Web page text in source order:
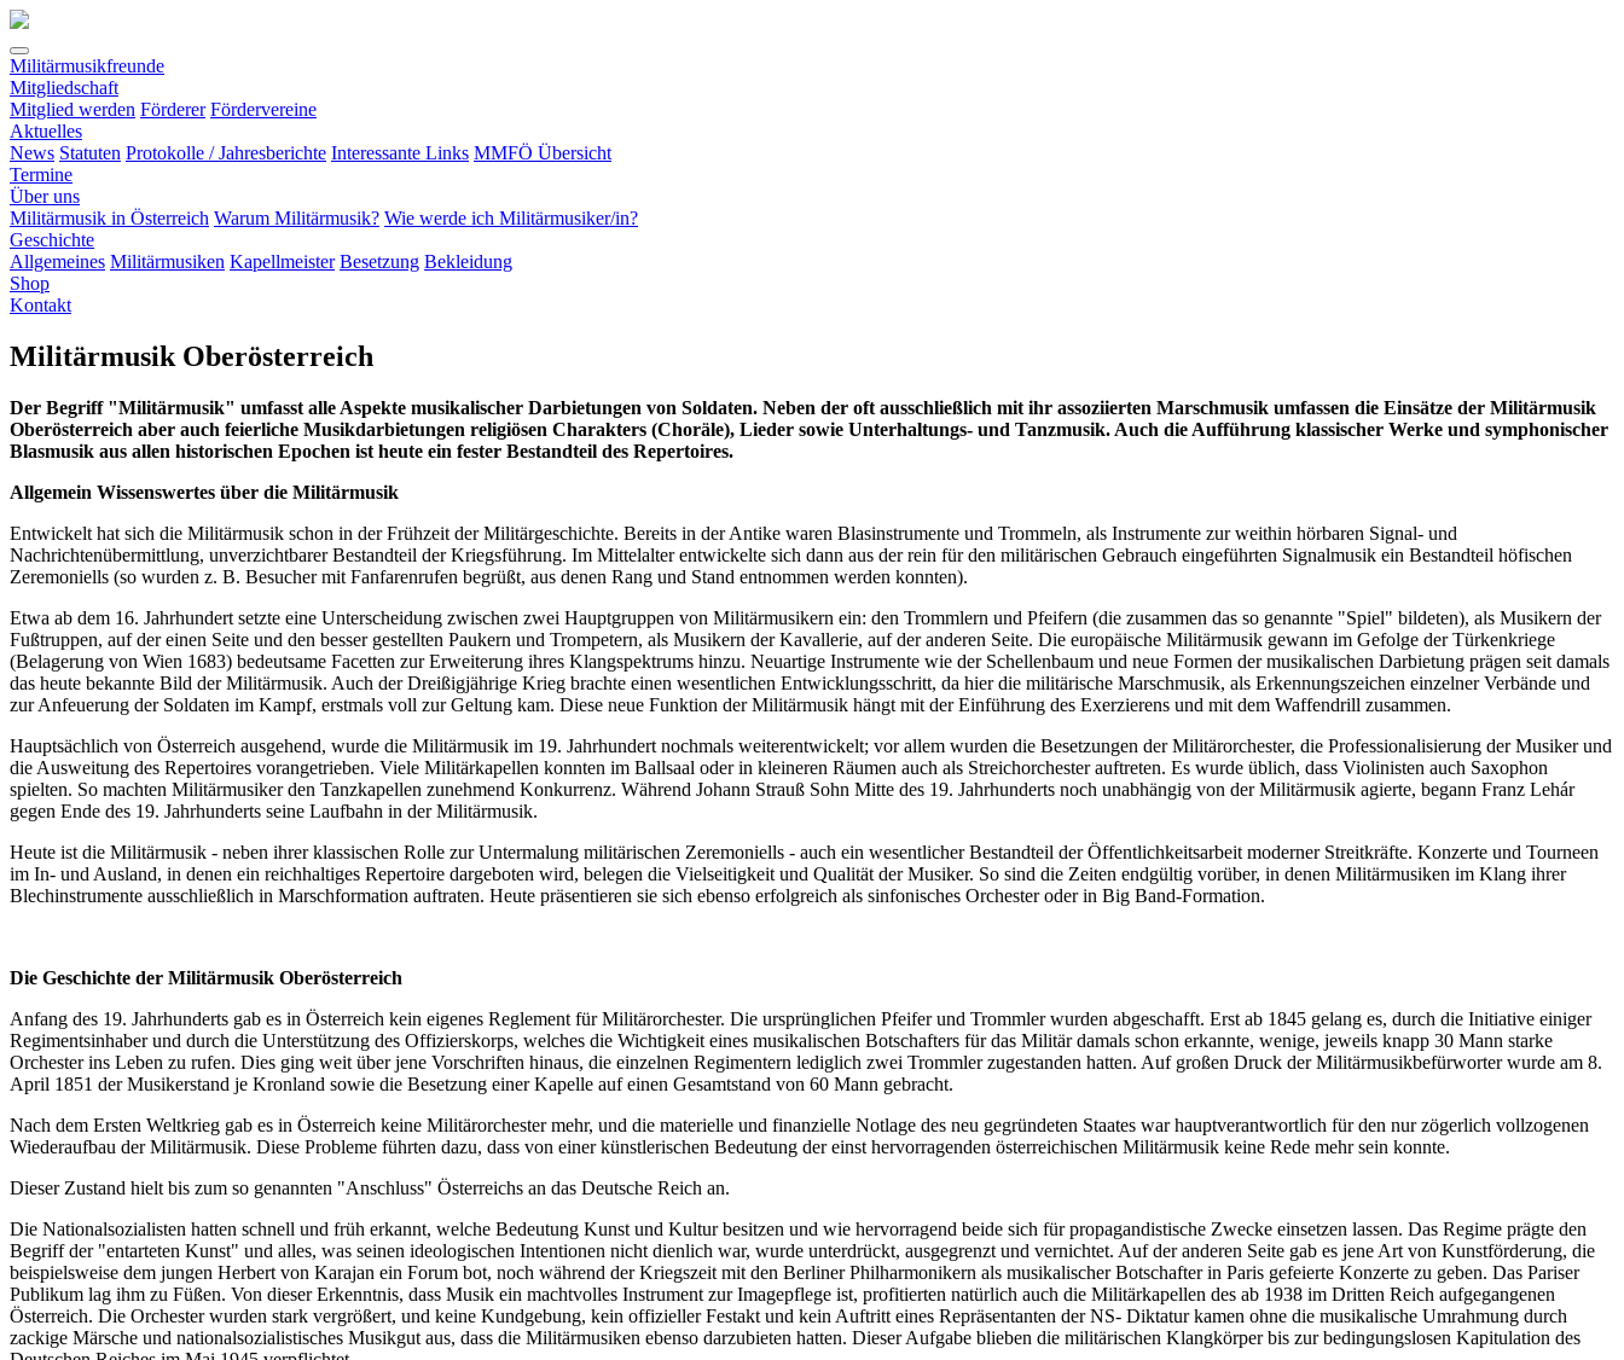
Militärmusikfreunde
Mitgliedschaft
Mitglied werden Förderer Fördervereine
Aktuelles
News Statuten Protokolle / Jahresberichte Interessante Links MMFÖ Übersicht
Termine
Über uns
Militärmusik in Österreich Warum Militärmusik? Wie werde ich Militärmusiker/in?
Geschichte(current)
Allgemeines Militärmusiken Kapellmeister Besetzung Bekleidung
Shop
Kontakt
Militärmusik Oberösterreich
Der Begriff "Militärmusik" umfasst alle Aspekte musikalischer Darbietungen von Soldaten. Neben der oft ausschließlich mit ihr assoziierten Marschmusik umfassen die Einsätze der Militärmusik
Oberösterreich aber auch feierliche Musikdarbietungen religiösen Charakters (Choräle), Lieder sowie Unterhaltungs- und Tanzmusik. Auch die Aufführung klassischer Werke und symphonischer
Blasmusik aus allen historischen Epochen ist heute ein fester Bestandteil des Repertoires.
Allgemein Wissenswertes über die Militärmusik
Entwickelt hat sich die Militärmusik schon in der Frühzeit der Militärgeschichte. Bereits in der Antike waren Blasinstrumente und Trommeln, als Instrumente zur weithin hörbaren Signal- und
Nachrichtenübermittlung, unverzichtbarer Bestandteil der Kriegsführung. Im Mittelalter entwickelte sich dann aus der rein für den militärischen Gebrauch eingeführten Signalmusik ein Bestandteil höfischen
Zeremoniells (so wurden z. B. Besucher mit Fanfarenrufen begrüßt, aus denen Rang und Stand entnommen werden konnten).
Etwa ab dem 16. Jahrhundert setzte eine Unterscheidung zwischen zwei Hauptgruppen von Militärmusikern ein: den Trommlern und Pfeifern (die zusammen das so genannte "Spiel" bildeten), als Musikern der
Fußtruppen, auf der einen Seite und den besser gestellten Paukern und Trompetern, als Musikern der Kavallerie, auf der anderen Seite. Die europäische Militärmusik gewann im Gefolge der Türkenkriege
(Belagerung von Wien 1683) bedeutsame Facetten zur Erweiterung ihres Klangspektrums hinzu. Neuartige Instrumente wie der Schellenbaum und neue Formen der musikalischen Darbietung prägen seit damals
das heute bekannte Bild der Militärmusik. Auch der Dreißigjährige Krieg brachte einen wesentlichen Entwicklungsschritt, da hier die militärische Marschmusik, als Erkennungszeichen einzelner Verbände und
zur Anfeuerung der Soldaten im Kampf, erstmals voll zur Geltung kam. Diese neue Funktion der Militärmusik hängt mit der Einführung des Exerzierens und mit dem Waffendrill zusammen.
Hauptsächlich von Österreich ausgehend, wurde die Militärmusik im 19. Jahrhundert nochmals weiterentwickelt; vor allem wurden die Besetzungen der Militärorchester, die Professionalisierung der Musiker und
die Ausweitung des Repertoires vorangetrieben. Viele Militärkapellen konnten im Ballsaal oder in kleineren Räumen auch als Streichorchester auftreten. Es wurde üblich, dass Violinisten auch Saxophon
spielten. So machten Militärmusiker den Tanzkapellen zunehmend Konkurrenz. Während Johann Strauß Sohn Mitte des 19. Jahrhunderts noch unabhängig von der Militärmusik agierte, begann Franz Lehár
gegen Ende des 19. Jahrhunderts seine Laufbahn in der Militärmusik.
Heute ist die Militärmusik - neben ihrer klassischen Rolle zur Untermalung militärischen Zeremoniells - auch ein wesentlicher Bestandteil der Öffentlichkeitsarbeit moderner Streitkräfte. Konzerte und Tourneen
im In- und Ausland, in denen ein reichhaltiges Repertoire dargeboten wird, belegen die Vielseitigkeit und Qualität der Musiker. So sind die Zeiten endgültig vorüber, in denen Militärmusiken im Klang ihrer
Blechinstrumente ausschließlich in Marschformation auftraten. Heute präsentieren sie sich ebenso erfolgreich als sinfonisches Orchester oder in Big Band-Formation.
Die Geschichte der Militärmusik Oberösterreich
Anfang des 19. Jahrhunderts gab es in Österreich kein eigenes Reglement für Militärorchester. Die ursprünglichen Pfeifer und Trommler wurden abgeschafft. Erst ab 1845 gelang es, durch die Initiative einiger
Regimentsinhaber und durch die Unterstützung des Offizierskorps, welches die Wichtigkeit eines musikalischen Botschafters für das Militär damals schon erkannte, wenige, jeweils knapp 30 Mann starke
Orchester ins Leben zu rufen. Dies ging weit über jene Vorschriften hinaus, die einzelnen Regimentern lediglich zwei Trommler zugestanden hatten. Auf großen Druck der Militärmusikbefürworter wurde am 8.
April 1851 der Musikerstand je Kronland sowie die Besetzung einer Kapelle auf einen Gesamtstand von 60 Mann gebracht.
Nach dem Ersten Weltkrieg gab es in Österreich keine Militärorchester mehr, und die materielle und finanzielle Notlage des neu gegründeten Staates war hauptverantwortlich für den nur zögerlich vollzogenen
Wiederaufbau der Militärmusik. Diese Probleme führten dazu, dass von einer künstlerischen Bedeutung der einst hervorragenden österreichischen Militärmusik keine Rede mehr sein konnte.
Dieser Zustand hielt bis zum so genannten "Anschluss" Österreichs an das Deutsche Reich an.
Die Nationalsozialisten hatten schnell und früh erkannt, welche Bedeutung Kunst und Kultur besitzen und wie hervorragend beide sich für propagandistische Zwecke einsetzen lassen. Das Regime prägte den
Begriff der "entarteten Kunst" und alles, was seinen ideologischen Intentionen nicht dienlich war, wurde unterdrückt, ausgegrenzt und vernichtet. Auf der anderen Seite gab es jene Art von Kunstförderung, die
beispielsweise dem jungen Herbert von Karajan ein Forum bot, noch während der Kriegszeit mit den Berliner Philharmonikern als musikalischer Botschafter in Paris gefeierte Konzerte zu geben. Das Pariser
Publikum lag ihm zu Füßen. Von dieser Erkenntnis, dass Musik ein machtvolles Instrument zur Imagepflege ist, profitierten natürlich auch die Militärkapellen des ab 1938 im Dritten Reich aufgegangenen
Österreich. Die Orchester wurden stark vergrößert, und keine Kundgebung, kein offizieller Festakt und kein Auftritt eines Repräsentanten der NS- Diktatur kamen ohne die musikalische Umrahmung durch
zackige Märsche und nationalsozialistisches Musikgut aus, dass die Militärmusiken ebenso darzubieten hatten. Dieser Aufgabe blieben die militärischen Klangkörper bis zur bedingungslosen Kapitulation des